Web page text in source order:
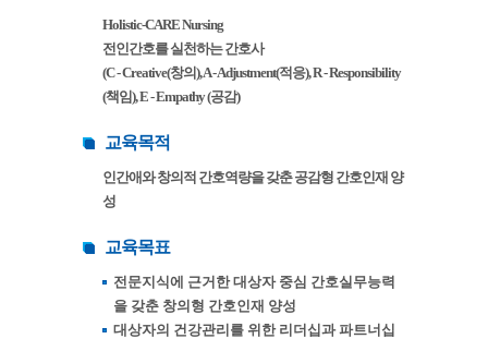
Holistic-CARE Nursing
전인간호를 실천하는 간호사
(C - Creative(창의), A - Adjustment(적응), R - Responsibility
(책임), E - Empathy (공감)
교육목적
인간애와 창의적 간호역량을 갖춘 공감형 간호인재 양
성
교육목표
전문지식에 근거한 대상자 중심 간호실무능력
을 갖춘 창의형 간호인재 양성
대상자의 건강관리를 위한 리더십과 파트너십